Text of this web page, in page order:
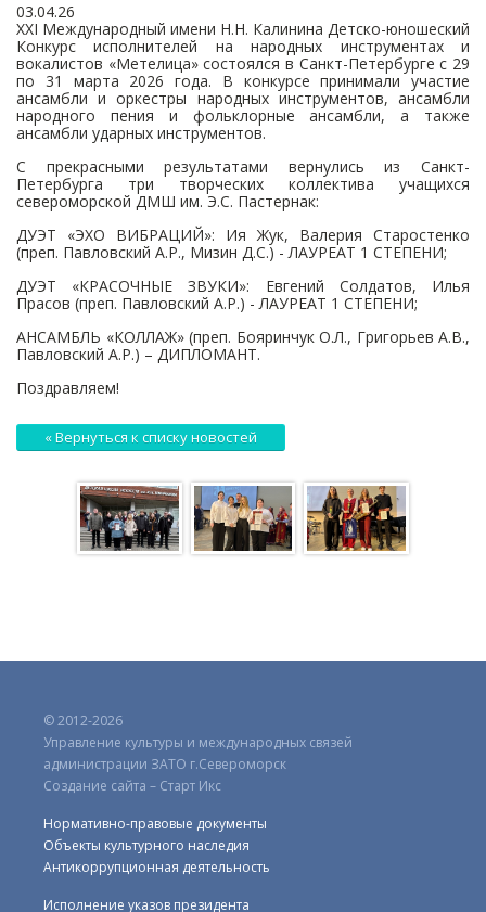
03.04.26
ХХI Международный имени Н.Н. Калинина Детско-юношеский
Конкурс исполнителей на народных инструментах и
вокалистов «Метелица» состоялся в Санкт-Петербурге с 29
по 31 марта 2026 года. В конкурсе принимали участие
ансамбли и оркестры народных инструментов, ансамбли
народного пения и фольклорные ансамбли, а также
ансамбли ударных инструментов.
С прекрасными результатами вернулись из Санкт-
Петербурга три творческих коллектива учащихся
североморской ДМШ им. Э.С. Пастернак:
ДУЭТ «ЭХО ВИБРАЦИЙ»: Ия Жук, Валерия Старостенко
(преп. Павловский А.Р., Мизин Д.С.) - ЛАУРЕАТ 1 СТЕПЕНИ;
ДУЭТ «КРАСОЧНЫЕ ЗВУКИ»: Евгений Солдатов, Илья
Прасов (преп. Павловский А.Р.) - ЛАУРЕАТ 1 СТЕПЕНИ;
АНСАМБЛЬ «КОЛЛАЖ» (преп. Бояринчук О.Л., Григорьев А.В.,
Павловский А.Р.) – ДИПЛОМАНТ.
Поздравляем!
« Вернуться к списку новостей
© 2012-2026
Управление культуры и международных связей
администрации ЗАТО г.Североморск
Создание сайта – Старт Икс
Нормативно-правовые документы
Объекты культурного наследия
Антикоррупционная деятельность
Исполнение указов президента